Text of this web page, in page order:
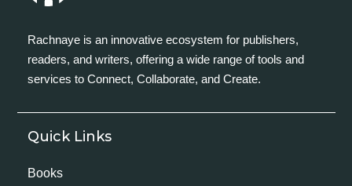
Rachnaye is an innovative ecosystem for publishers,
readers, and writers, offering a wide range of tools and
services to Connect, Collaborate, and Create.
Quick Links
Books